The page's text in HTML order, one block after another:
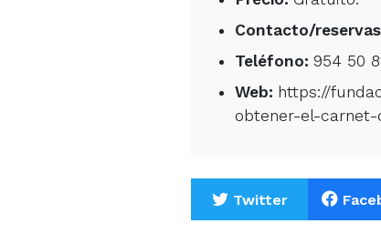
Contacto/
Teléfono: 954 50
Web: https://
obtener-el-
Twitter